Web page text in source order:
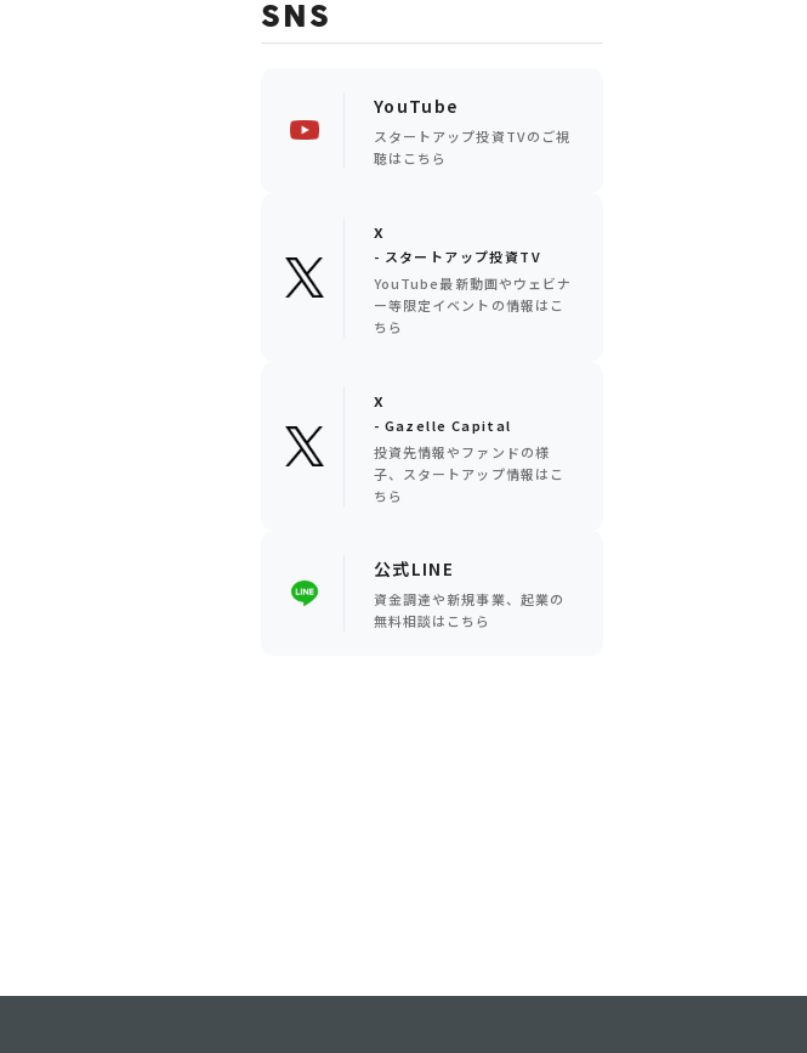
SNS
YouTube
スタートアップ投資TVのご視
聴はこちら
x
- スタートアップ投資TV
YouTube最新動画やウェビナ
ー等限定イベントの情報はこ
ちら
x
- Gazelle Capital
投資先情報やファンドの様
子、スタートアップ情報はこ
ちら
公式LINE
資金調達や新規事業、起業の
無料相談はこちら